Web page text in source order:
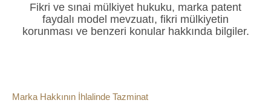
Fikri ve sınai mülkiyet hukuku, marka patent
faydalı model mevzuatı, fikri mülkiyetin
korunması ve benzeri konular hakkında bilgiler.
Marka Hakkının İhlalinde Tazminat